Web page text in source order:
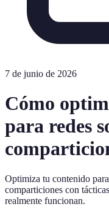
7 de junio de 2026
Cómo
para redes
Optimiza tu contenido
comparticiones con
realmente funcionan.